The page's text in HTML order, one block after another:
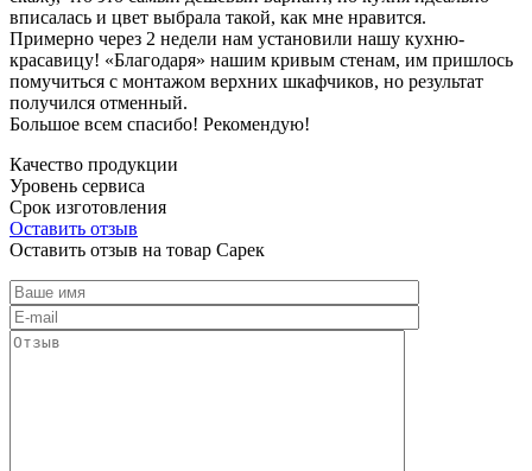
вписалась и цвет выбрала такой, как мне нравится.
Примерно через 2 недели нам установили нашу кухню-
красавицу! «Благодаря» нашим кривым стенам, им пришлось
помучиться с монтажом верхних шкафчиков, но результат
получился отменный.
Большое всем спасибо! Рекомендую!
Качество продукции
Уровень сервиса
Срок изготовления
Оставить отзыв
Оставить отзыв на товар Сарек